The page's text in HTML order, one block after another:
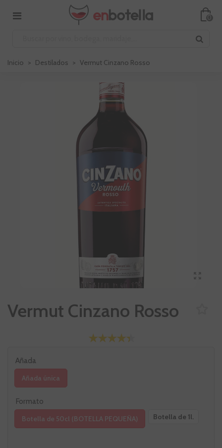
0
Inicio > Destilados > Vermut Cinzano Rosso
Vermut Cinzano Rosso
Añada
Añada única
Formato
Botella de 50cl (BOTELLA PEQUEÑA) Botella de 1l.